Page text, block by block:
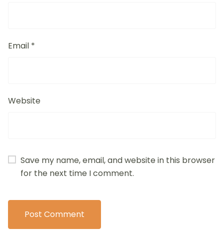
Email *
Website
Save my name, email, and website in this browser
for the next time I comment.